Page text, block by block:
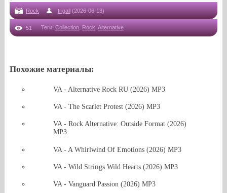
Rock trigall (2026-06-13)
51 Теги: Collection,Rock,Alternative
Похожие материалы:
VA - Alternative Rock RU (2026) MP3
VA - The Scarlet Protest (2026) MP3
VA - Rock Alternative: Outside Format (2026)
MP3
VA - A Whirlwind Of Emotions (2026) MP3
VA - Wild Striпgs Wild Hearts (2026) MP3
VA - Vanguard Passion (2026) MP3